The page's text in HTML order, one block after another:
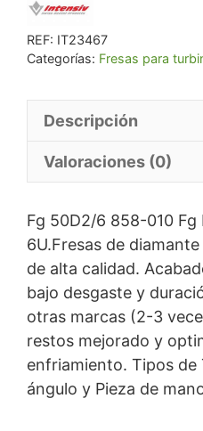
X-
REF: IT23467
Categorías: Fresas para
Descripción
Valoraciones (0)
Fg 50D2/6 858-010 Fg
6U.Fresas de
de alta calidad.
bajo desgaste y
otras marcas (2-3
restos mejorado y
enfriamiento. Tipos de
ángulo y Pieza de